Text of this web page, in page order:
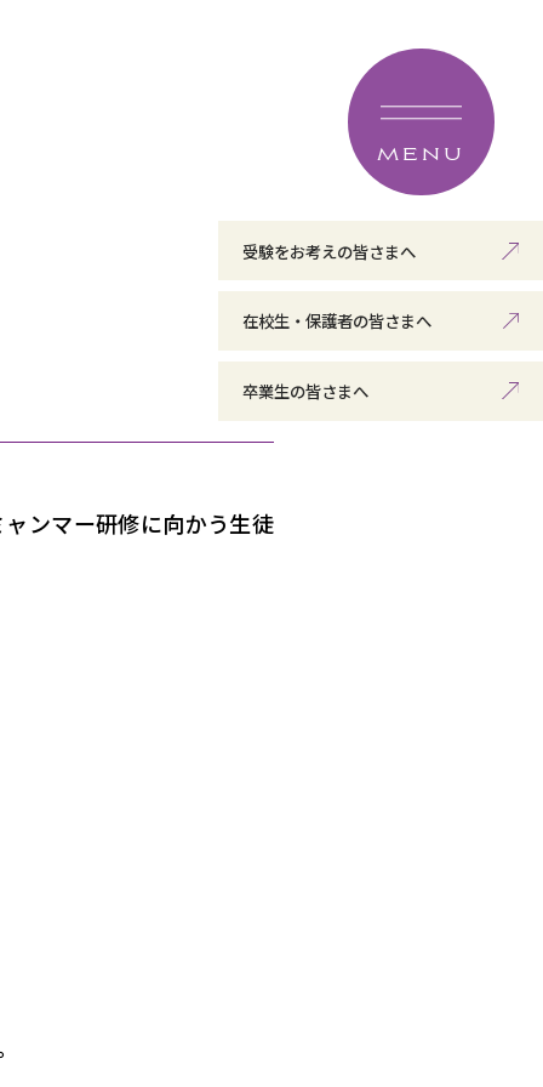
MENU
受験をお考えの皆さまへ
在校生・保護者の皆さまへ
卒業生の皆さまへ
ンマー研修に向かう生徒